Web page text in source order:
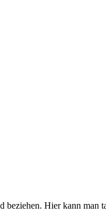
Hier kann man